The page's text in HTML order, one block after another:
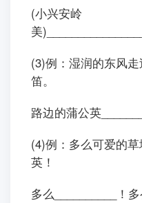
(小兴安岭
美
(3)例：湿润的东风
笛。
路边的蒲公英
(4)例：多么可爱的
英！
多么__________！